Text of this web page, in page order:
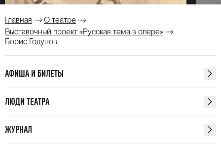
Главная
О театре
Выставочный проект «Русская тема в опере»
Борис Годунов
АФИША И БИЛЕТЫ
ЛЮДИ ТЕАТРА
ЖУРНАЛ